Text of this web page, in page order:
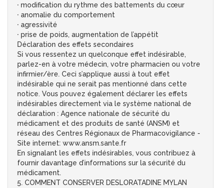
· modification du rythme des battements du cœur
· anomalie du comportement
· agressivité
· prise de poids, augmentation de l’appétit
Déclaration des effets secondaires
Si vous ressentez un quelconque effet indésirable,
parlez-en à votre médecin, votre pharmacien ou votre
infirmier/ère. Ceci s’applique aussi à tout effet
indésirable qui ne serait pas mentionné dans cette
notice. Vous pouvez également déclarer les effets
indésirables directement via le système national de
déclaration : Agence nationale de sécurité du
médicament et des produits de santé (ANSM) et
réseau des Centres Régionaux de Pharmacovigilance -
Site internet: www.ansm.sante.fr
En signalant les effets indésirables, vous contribuez à
fournir davantage d’informations sur la sécurité du
médicament.
5. COMMENT CONSERVER DESLORATADINE MYLAN